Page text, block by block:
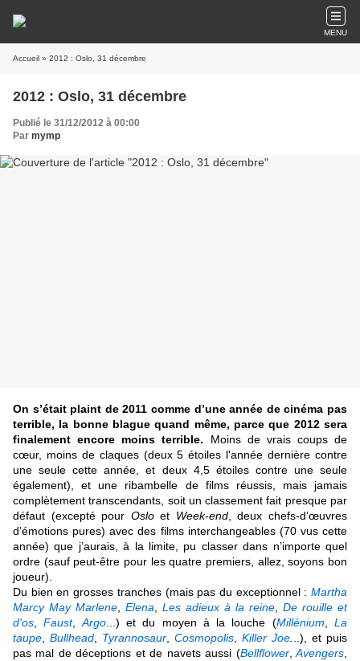
MENU
Accueil » 2012 : Oslo, 31 décembre
2012 : Oslo, 31 décembre
Publié le 31/12/2012 à 00:00
Par mymp
On s’était plaint de 2011 comme d’une année de cinéma pas
terrible, la bonne blague quand même, parce que 2012 sera
finalement encore moins terrible. Moins de vrais coups de
cœur, moins de claques (deux 5 étoiles l'année dernière contre
une seule cette année, et deux 4,5 étoiles contre une seule
également), et une ribambelle de films réussis, mais jamais
complètement transcendants, soit un classement fait presque par
défaut (excepté pour Osloet Week-end, deux chefs-d’œuvres
d’émotions pures) avec des films interchangeables (70 vus cette
année) que j’aurais, à la limite, pu classer dans n’importe quel
ordre (sauf peut-être pour les quatre premiers, allez, soyons bon
joueur).
Du bien en grosses tranches (mais pas du exceptionnel :Martha
Marcy May Marlene
Elena Les adieux à la reine
De rouille et
d'os
Faust, Argo...) et du moyen à la louche (Millénium
La
taupe
Bullhead Tyrannosaur Cosmopolis Killer Joe
..), et puis
pas mal de déceptions et de navets aussi (Bellflower, Avengers